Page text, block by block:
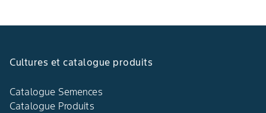
Cultures et catalogue produits
Catalogue Semences
Catalogue Produits